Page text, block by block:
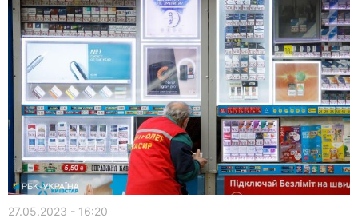
27.05.2023 - 16:20